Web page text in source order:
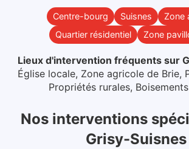
Centre-bourg Suisnes
Zone
Quartier résidentiel
Zone
Lieux d'intervention fréquents sur
Église locale, Zone agricole de Brie,
Propriétés rurales,
Nos interventions
Grisy-Suisnes